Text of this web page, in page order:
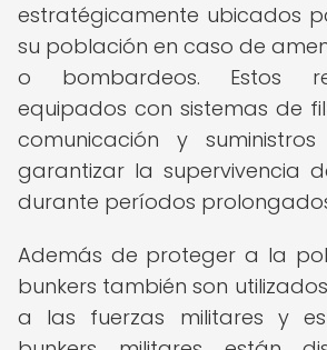
estratégicamente ubicados
su población en caso de
o bombardeos. Estos
equipados con sistemas de
comunicación y
garantizar la supervivencia
durante períodos
Además de proteger a la
bunkers también son
a las fuerzas militares y